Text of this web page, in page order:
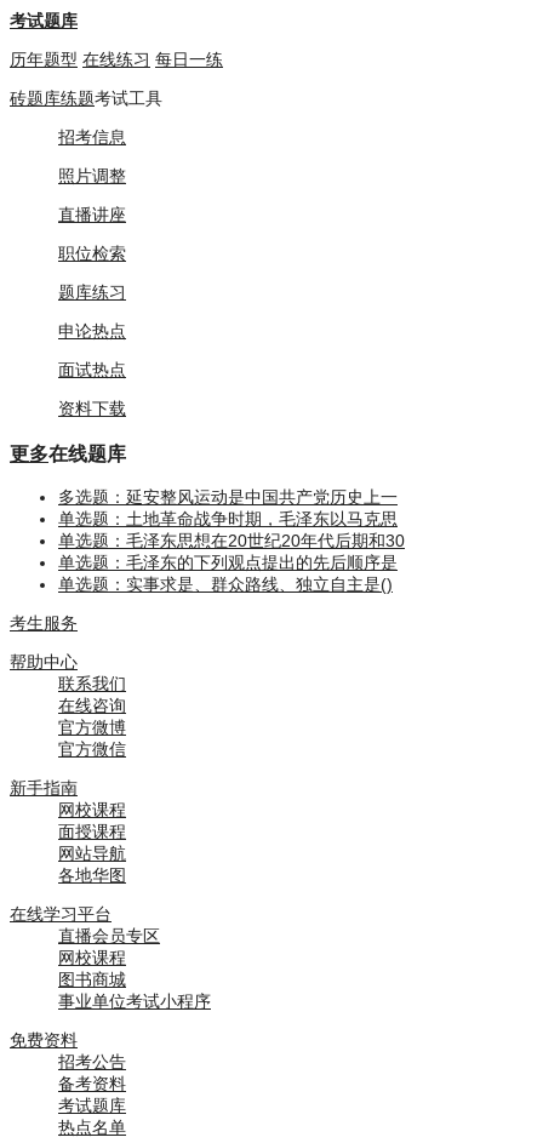
考试题库
历年题型 在线练习 每日一练
砖题库练题考试工具
招考信息
照片调整
直播讲座
职位检索
题库练习
申论热点
面试热点
资料下载
更多在线题库
多选题：延安整风运动是中国共产党历史上一
单选题：土地革命战争时期，毛泽东以马克思
单选题：毛泽东思想在20世纪20年代后期和30
单选题：毛泽东的下列观点提出的先后顺序是
单选题：实事求是、群众路线、独立自主是()
考生服务
帮助中心
联系我们
在线咨询
官方微博
官方微信
新手指南
网校课程
面授课程
网站导航
各地华图
在线学习平台
直播会员专区
网校课程
图书商城
事业单位考试小程序
免费资料
招考公告
备考资料
考试题库
热点名单